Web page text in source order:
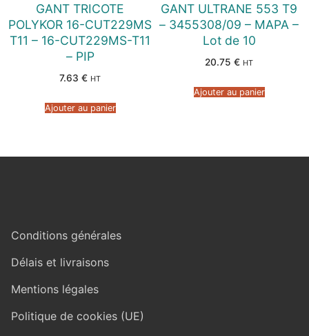
GANT TRICOTE
POLYKOR 16-CUT229MS
T11 – 16-CUT229MS-T11
– PIP
7.63 € HT
Ajouter au panier
GANT ULTRANE 553 T9
– 3455308/09 – MAPA –
Lot de 10
20.75 € HT
Ajouter au panier
Conditions générales
Délais et livraisons
Mentions légales
Politique de cookies (UE)